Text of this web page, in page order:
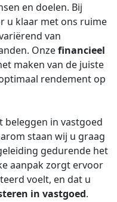
en doelen. Bij
u klaar met ons ruime
van
Onzefinancieel
maken van de juiste
rendement op
beleggen in vastgoed
staan wij u graag
gedurende het
aanpak zorgt ervoor
voelt, en dat u
in vastgoed.